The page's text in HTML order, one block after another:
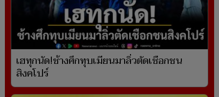
เฮทุกนัด!ช้างศึกทุบเมียนมาลิ่วตัดเชือกชน
สิงคโปร์